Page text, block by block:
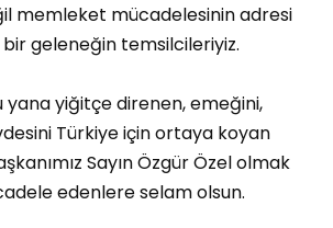
memleket mücadelesinin adresi
geleneğin temsilcileriyiz.
yana yiğitçe direnen, emeğini,
Türkiye için ortaya koyan
Sayın Özgür Özel olmak
edenlere selam olsun.